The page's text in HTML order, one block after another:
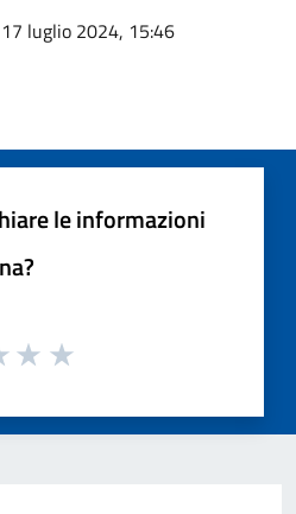
luglio 2024, 15:46
le informazioni